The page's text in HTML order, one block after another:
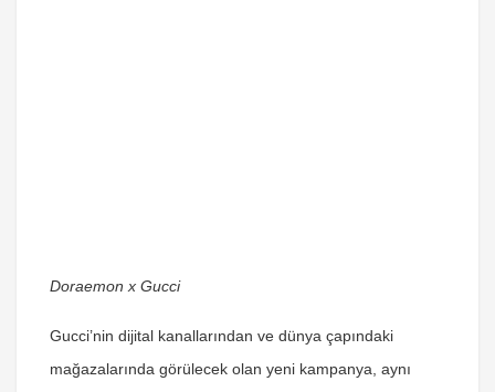
Doraemon x Gucci
Gucci’nin dijital kanallarından ve dünya çapındaki
mağazalarında görülecek olan yeni kampanya, aynı